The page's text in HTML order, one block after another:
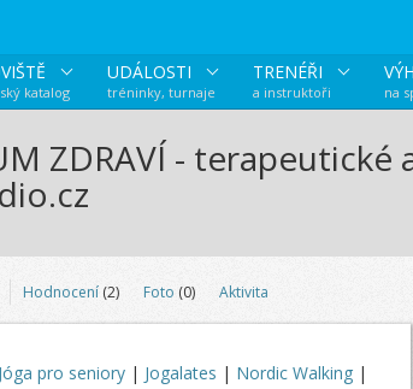
katalog
UDÁLOSTI
tréninky, turnaje
TRENÉŘI
a instruktoři na
ZDRAVÍ -
Hodnocení(2) Foto (0) Aktivita
Jóga pro seniory | Jogalates | Nordic Walking |